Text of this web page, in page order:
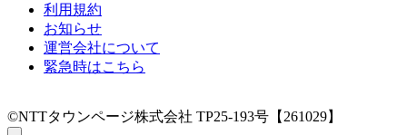
利用規約
お知らせ
運営会社について
緊急時はこちら
©NTTタウンページ株式会社 TP25-193号【261029】